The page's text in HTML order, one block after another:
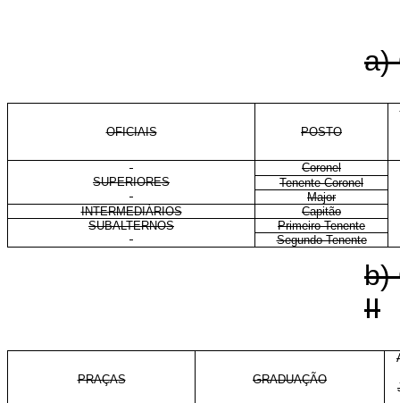
a)
OFICIAIS POSTO
Coronel
SUPERIORES
Tenente-Coronel
Major
INTERMEDIÁRIOS
Capitão
SUBALTERNOS
Primeiro-Tenente
Segundo-Tenente
b)
II
PRAÇAS GRADUAÇÃO